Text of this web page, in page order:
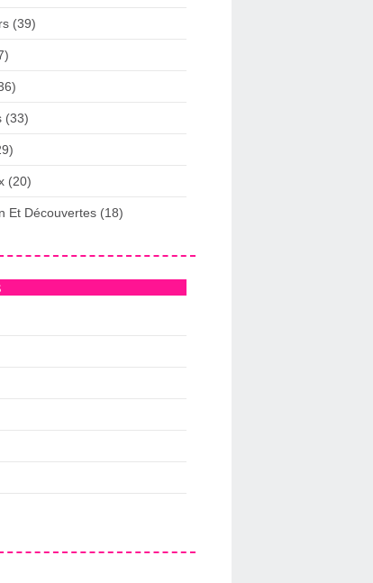
(39)
(33)
(20)
Et Découvertes (18)